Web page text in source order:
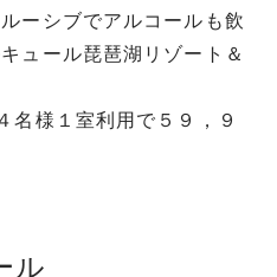
ーシブでアルコールも飲
ュール琵琶湖リゾート＆
名様１室利用で５９，９
ル